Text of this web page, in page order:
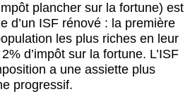
plancher sur la fortune) est
d’un ISF rénové : la première
les plus riches en leur
d’impôt sur la fortune. L’ISF
a une assiette plus
progressif.